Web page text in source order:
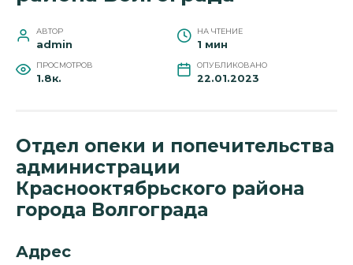
АВТОР
admin
НА ЧТЕНИЕ
1 мин
ПРОСМОТРОВ
1.8к.
ОПУБЛИКОВАНО
22.01.2023
Отдел опеки и попечительства
администрации
Краснооктябрьского района
города Волгограда
Адрес